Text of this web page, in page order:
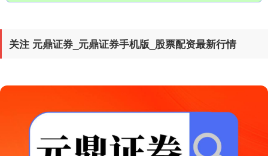
创业板指 3577.20 +61.64 +1.75%
关注 元鼎证券_元鼎证券手机版_股票配资最新行情